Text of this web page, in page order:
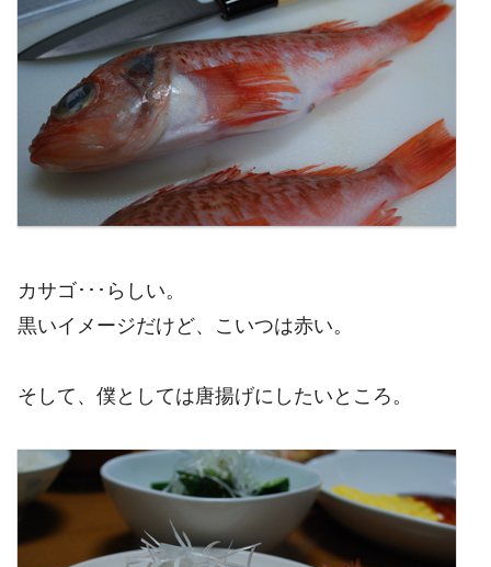
カサゴ･･･らしい。
黒いイメージだけど、こいつは赤い。
そして、僕としては唐揚げにしたいところ。